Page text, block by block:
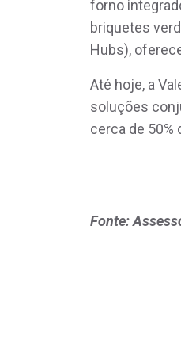
forno
briquetes
Hubs),
Até hoje, a
soluções
cerca de 50%
Fonte: